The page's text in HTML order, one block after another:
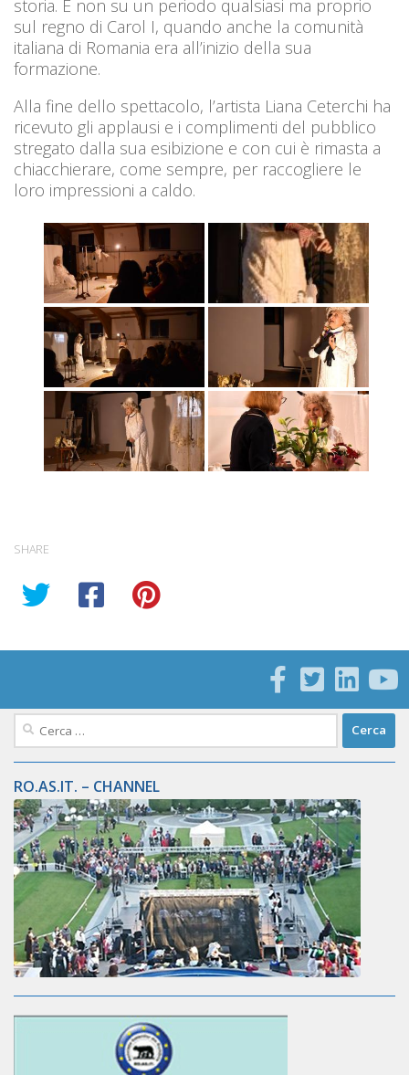
storia. E non su un periodo qualsiasi ma proprio
sul regno di Carol I, quando anche la comunità
italiana di Romania era all’inizio della sua
formazione.
Alla fine dello spettacolo, l’artista Liana Ceterchi ha
ricevuto gli applausi e i complimenti del pubblico
stregato dalla sua esibizione e con cui è rimasta a
chiacchierare, come sempre, per raccogliere le
loro impressioni a caldo.
SHARE
Ricerca
RO.AS.IT. – CHANNEL